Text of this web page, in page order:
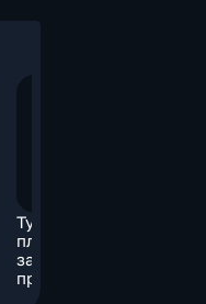
Туристам, которые
планируют отправиться
за рубеж, стоит
проверить свои